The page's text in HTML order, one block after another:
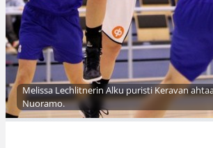
Melissa Lechlitnerin Alku puristi Keravan
Nuoramo.